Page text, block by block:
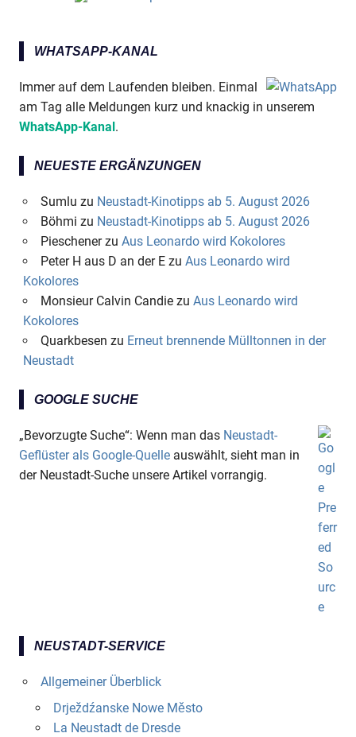
Anzeige
WHATSAPP-KANAL
Immer auf dem Laufenden bleiben. Einmal
am Tag alle Meldungen kurz und knackig in unserem
WhatsApp-Kanal .
NEUESTE ERGÄNZUNGEN
Sumlu zu Neustadt-Kinotipps ab 5. August 2026
Böhmi zu Neustadt-Kinotipps ab 5. August 2026
Pieschenerzu Aus Leonardo wird Kokolores
Peter H aus D an der Ezu Aus Leonardo wird
Kokolores
Monsieur Calvin Candiezu Aus Leonardo wird
Kokolores
Quarkbesen zu Erneut brennende Mülltonnen in der
Neustadt
GOOGLE SUCHE
„Bevorzugte Suche“: Wenn man das Neustadt-
Geflüster als Google-Quelle auswählt, sieht man in
der Neustadt-Suche unsere Artikel vorrangig.
NEUSTADT-SERVICE
Allgemeiner Überblick
Drježdźanske Nowe Město
La Neustadt de Dresde